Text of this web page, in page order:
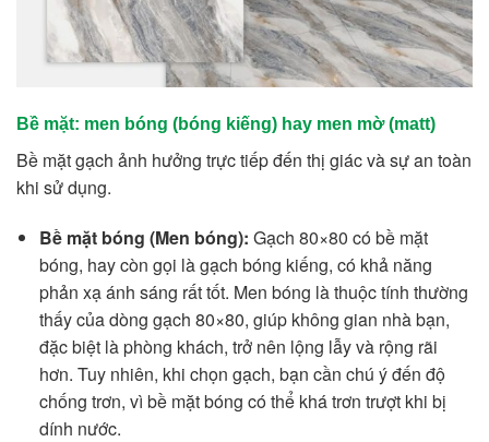
Bề mặt: men bóng (bóng kiếng) hay men mờ (matt)
Bề mặt gạch ảnh hưởng trực tiếp đến thị giác và sự an toàn
khi sử dụng.
Bề mặt bóng (Men bóng): Gạch 80×80 có bề mặt
bóng, hay còn gọi là gạch bóng kiếng, có khả năng
phản xạ ánh sáng rất tốt. Men bóng là thuộc tính thường
thấy của dòng gạch 80×80, giúp không gian nhà bạn,
đặc biệt là phòng khách, trở nên lộng lẫy và rộng rãi
hơn. Tuy nhiên, khi chọn gạch, bạn cần chú ý đến độ
chống trơn, vì bề mặt bóng có thể khá trơn trượt khi bị
dính nước.